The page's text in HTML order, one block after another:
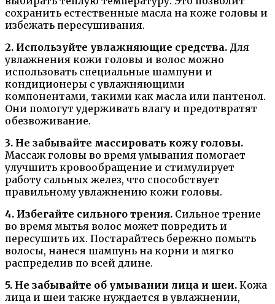
сохранить естественные масла на коже головы и
избежать пересушивания.
2. Используйте увлажняющие средства. Для
увлажнения кожи головы и волос можно
использовать специальные шампуни и
кондиционеры с увлажняющими
компонентами, такими как масла или пантенол.
Они помогут удерживать влагу и предотвратят
обезвоживание.
3. Не забывайте массировать кожу головы.
Массаж головы во время умывания помогает
улучшить кровообращение и стимулирует
работу сальных желез, что способствует
правильному увлажнению кожи головы.
4. Избегайте сильного трения. Сильное трение
во время мытья волос может повредить и
пересушить их. Постарайтесь бережно помыть
волосы, нанеся шампунь на корни и мягко
распределив по всей длине.
5. Не забывайте об умывании лица и шеи. Кожа
лица и шеи также нуждается в увлажнении,